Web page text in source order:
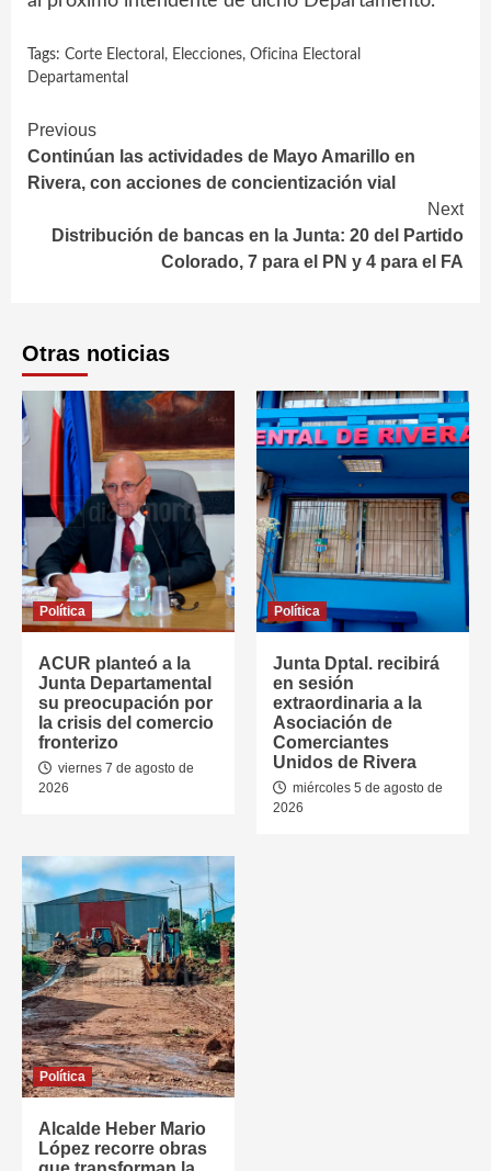
Tags: Corte Electoral , Elecciones, Oficina Electoral
Departamental
Continue
Reading
Previous
Continúan las actividades de Mayo Amarillo en
Rivera, con acciones de concientización vial
Next
Distribución de bancas en la Junta: 20 del Partido
Colorado, 7 para el PN y 4 para el FA
Otras noticias
Política
ACUR planteó a la
Junta Departamental
su preocupación por
la crisis del comercio
fronterizo
viernes 7 de agosto de
2026
Política
Junta Dptal. recibirá
en sesión
extraordinaria a la
Asociación de
Comerciantes
Unidos de Rivera
miércoles 5 de agosto de
2026
Política
Alcalde Heber Mario
López recorre obras